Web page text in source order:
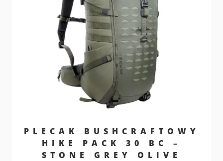
PLECAK BUSHCRAFTOWY
HIKE PACK 30 BC –
STONE GREY OLIVE